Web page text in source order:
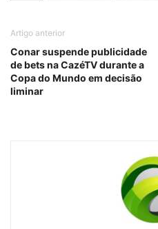
Artigo anterior
Conar suspende publicidade
de bets na CazéTV durante a
Copa do Mundo em decisão
liminar